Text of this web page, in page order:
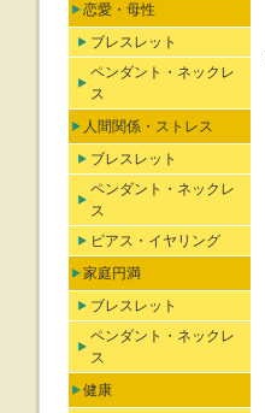
恋愛・母性
ブレスレット
ペンダント・ネックレ
ス
人間関係・ストレス
ブレスレット
ペンダント・ネックレ
ス
ピアス・イヤリング
家庭円満
ブレスレット
ペンダント・ネックレ
ス
健康